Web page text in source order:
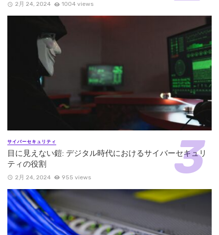
2月 24, 2024 1004 views
サイバーセキュリティ
目に見えない鎧: デジタル時代におけるサイバーセキュリ
ティの役割
2月 24, 2024 955 views